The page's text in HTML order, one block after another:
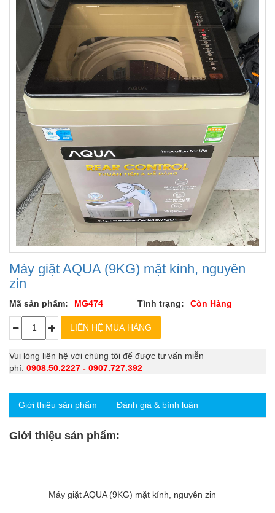
Máy giặt AQUA (9KG) mặt kính, nguyên
zin
Mã sản phẩm: MG474 Tình trạng: Còn Hàng
Vui lòng liên hệ với chúng tôi để được tư vấn miễn
phí: 0908.50.2227 - 0907.727.392
Giới thiệu sản phẩm Đánh giá & bình luận
Giới thiệu sản phẩm:
		Máy giặt AQUA (9KG) mặt kính, nguyên zin